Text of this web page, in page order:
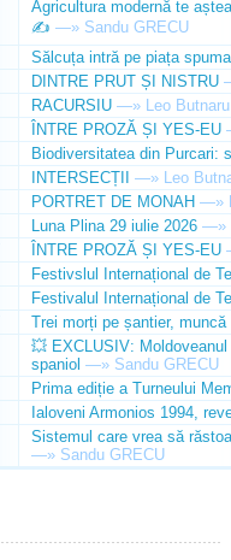
Agricultura modernă te
✍️ —» Sandu GRECU
Sălcuța intră pe piața
DINTRE PRUT ȘI NISTRU
RACURSIU —» Leo Butnaru
ÎNTRE PROZĂ ȘI YES-EU
Biodiversitatea din Purcari:
INTERSECȚII —» Leo
PORTRET DE MONAH —»
Luna Plina 29 iulie 2026 —»
ÎNTRE PROZĂ ȘI YES-EU
Festivslul Internațional de
Festivalul Internațional de
Trei morți pe șantier, muncă
💥 EXCLUSIV:
spaniol —» Sandu GRECU
Prima ediție a Turneului
Ialoveni Armonios 1994,
Sistemul care vrea să
—» Sandu GRECU